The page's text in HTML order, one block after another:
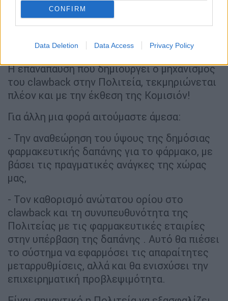
CONFIRM
Data Deletion Data Access Privacy Policy
τομέα και των ιδιωτικών εταιριών, η
στρέβλωση αυτή μπορεί να συμβάλει στην
μέτρων».
Η επανάπαυση που δημιουργεί ο μηχανισμός
του clawback στην Πολιτεία, τεκμηριώνεται
πλέον και με την έκθεση της Κομισιόν!
Για άλλη μια φορά αιτούμαστε άμεσα:
- Την αναθεώρηση του ύψους της δημόσιας
φαρμακευτικής δαπάνης για το φάρμακο, με
βάσει τις πραγματικές ανάγκες της χώρας
μας,
- Τον καθορισμό ανώτατου ορίου στο
clawback και τη συνυπευθυνότητα της
Πολιτείας με τις φαρμακευτικές εταιρίες
στην υπέρβαση της δαπάνης . Αυτό θα πιέσει
το σύστημα να εφαρμόσει τις απαραίτητες
μεταρρυθμίσεις, αλλά και θα ενισχύσει την
επιχειρηματική προβλεψιμότητα.